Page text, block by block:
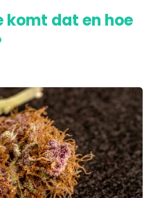
komt dat en hoe